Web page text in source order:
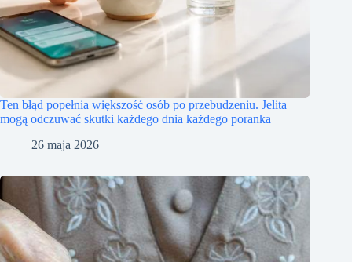
Ten błąd popełnia większość osób po przebudzeniu. Jelita
mogą odczuwać skutki każdego dnia każdego poranka
26 maja 2026